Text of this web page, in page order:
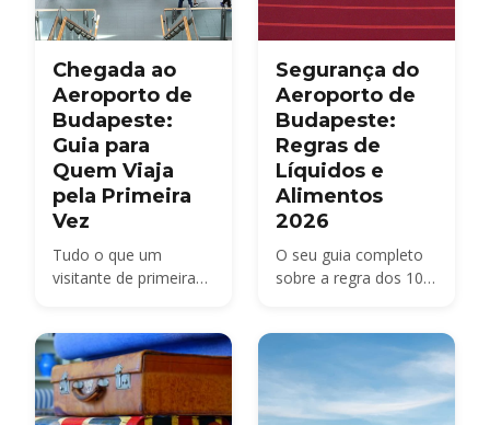
Chegada ao
Aeroporto de
Budapeste:
Guia para
Quem Viaja
pela Primeira
Vez
Tudo o que um
visitante de primeira
Terminal 2, o controlo
de passaportes, a
recolha de bagagem,
a alfândega e como
Segurança do
Aeroporto de
Budapeste:
Regras de
Líquidos e
Alimentos
2026
O seu guia completo
sobre a regra dos 100
eletrónicos, alimentos,
duty-free e isenções
médicas no Aeroporto
Budapest Ferenc Liszt.